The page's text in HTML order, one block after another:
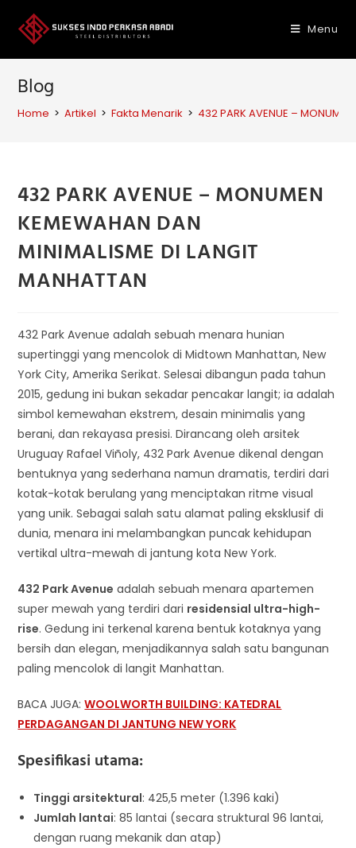
content
Menu
Blog
Home > Artikel > Fakta Menarik > 432 PARK AVENUE –
432 PARK AVENUE – MONUMEN
KEMEWAHAN DAN
MINIMALISME DI LANGIT
MANHATTAN
432 Park Avenue adalah sebuah menara hunian
supertinggi yang mencolok di Midtown Manhattan, New
York City, Amerika Serikat. Selesai dibangun pada tahun
2015, gedung ini bukan sekadar pencakar langit; ia adalah
simbol kemewahan ekstrem, desain minimalis yang
berani, dan rekayasa presisi. Dirancang oleh arsitek
Uruguay Rafael Viñoly, 432 Park Avenue dikenal dengan
bentuknya yang sederhana namun dramatis, terdiri dari
kotak-kotak berulang yang menciptakan ritme visual
yang unik. Sebagai salah satu alamat paling eksklusif di
dunia, menara ini melambangkan puncak kehidupan
vertikal ultra-mewah di jantung kota New York.
432 Park Avenue adalah sebuah menara apartemen
super mewah yang terdiri dari residensial ultra-high-
rise. Gedung ini terkenal karena bentuk kotaknya yang
bersih dan elegan, menjadikannya salah satu bangunan
paling mencolok di langit Manhattan.
BACA JUGA:WOOLWORTH BUILDING: KATEDRAL
PERDAGANGAN DI JANTUNG NEW YORK
Spesifikasi utama:
Tinggi arsitektural: 425,5 meter (1.396 kaki)
Jumlah lantai: 85 lantai (secara struktural 96 lantai,
dengan ruang mekanik dan atap)